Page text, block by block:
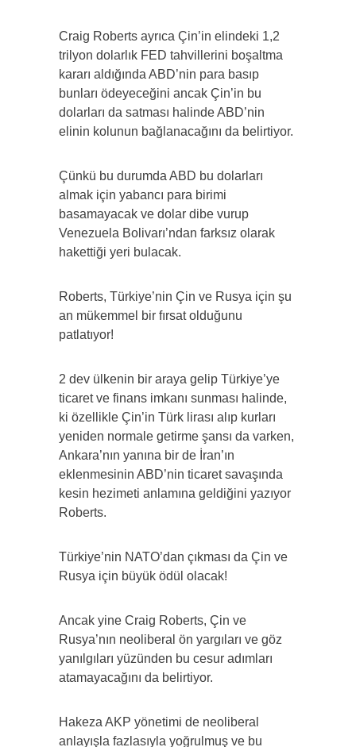
Craig Roberts ayrıca Çin’in elindeki 1,2
trilyon dolarlık FED tahvillerini boşaltma
kararı aldığında ABD’nin para basıp
bunları ödeyeceğini ancak Çin’in bu
dolarları da satması halinde ABD’nin
elinin kolunun bağlanacağını da belirtiyor.
Çünkü bu durumda ABD bu dolarları
almak için yabancı para birimi
basamayacak ve dolar dibe vurup
Venezuela Bolivarı’ndan farksız olarak
hakettiği yeri bulacak.
Roberts, Türkiye’nin Çin ve Rusya için şu
an mükemmel bir fırsat olduğunu
patlatıyor!
2 dev ülkenin bir araya gelip Türkiye’ye
ticaret ve finans imkanı sunması halinde,
ki özellikle Çin’in Türk lirası alıp kurları
yeniden normale getirme şansı da varken,
Ankara’nın yanına bir de İran’ın
eklenmesinin ABD’nin ticaret savaşında
kesin hezimeti anlamına geldiğini yazıyor
Roberts.
Türkiye’nin NATO’dan çıkması da Çin ve
Rusya için büyük ödül olacak!
Ancak yine Craig Roberts, Çin ve
Rusya’nın neoliberal ön yargıları ve göz
yanılgıları yüzünden bu cesur adımları
atamayacağını da belirtiyor.
Hakeza AKP yönetimi de neoliberal
anlayışla fazlasıyla yoğrulmuş ve bu